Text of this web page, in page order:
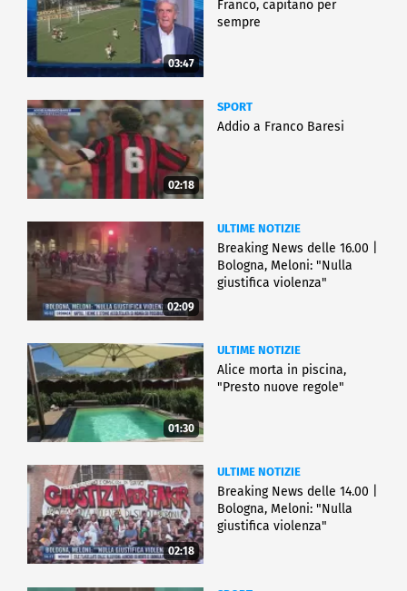
03:47
Franco, capitano per
sempre
02:18
SPORT
Addio a Franco Baresi
02:09
ULTIME NOTIZIE
Breaking News delle 16.00 |
Bologna, Meloni: "Nulla
giustifica violenza"
01:30
ULTIME NOTIZIE
Alice morta in piscina,
"Presto nuove regole"
02:18
ULTIME NOTIZIE
Breaking News delle 14.00 |
Bologna, Meloni: "Nulla
giustifica violenza"